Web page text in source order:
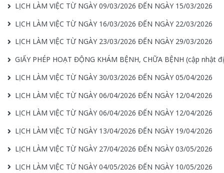
LỊCH LÀM VIỆC TỪ NGÀY 09/03/2026 ĐẾN NGÀY 15/03/2026
LỊCH LÀM VIỆC TỪ NGÀY 16/03/2026 ĐẾN NGÀY 22/03/2026
LỊCH LÀM VIỆC TỪ NGÀY 23/03/2026 ĐẾN NGÀY 29/03/2026
GIẤY PHÉP HOẠT ĐỘNG KHÁM BỆNH, CHỮA BỆNH (cập nhật
LỊCH LÀM VIỆC TỪ NGÀY 30/03/2026 ĐẾN NGÀY 05/04/2026
LỊCH LÀM VIỆC TỪ NGÀY 06/04/2026 ĐẾN NGÀY 12/04/2026
LỊCH LÀM VIỆC TỪ NGÀY 06/04/2026 ĐẾN NGÀY 12/04/2026
LỊCH LÀM VIỆC TỪ NGÀY 13/04/2026 ĐẾN NGÀY 19/04/2026
LỊCH LÀM VIỆC TỪ NGÀY 27/04/2026 ĐẾN NGÀY 03/05/2026
LỊCH LÀM VIỆC TỪ NGÀY 04/05/2026 ĐẾN NGÀY 10/05/2026